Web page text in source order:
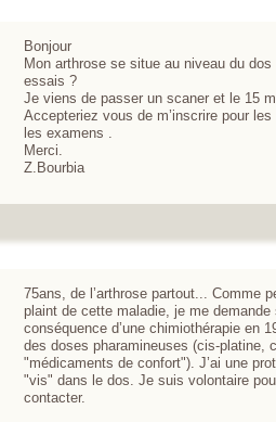
Bonjour
Mon arthrose se situe au niveau du
essais ?
Je viens de passer un scaner et le 15
Accepteriez vous de m’inscrire pour
les examens .
Merci.
Z.Bourbia
75ans, de l’arthrose partout... Comme
plaint de cette maladie, je me
conséquence d’une chimiothérapie en
des doses pharamineuses (cis-platine,
"médicaments de confort"). J’ai une
"vis" dans le dos. Je suis volontaire
contacter.